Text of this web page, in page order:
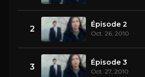
2 Épisode 2
Oct. 26, 2010
3 Épisode 3
Oct. 27, 2010